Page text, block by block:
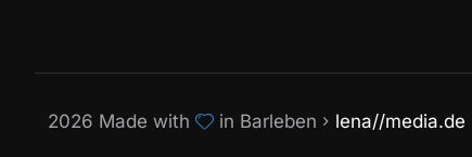
2026 Made with in Barleben lena//media.de